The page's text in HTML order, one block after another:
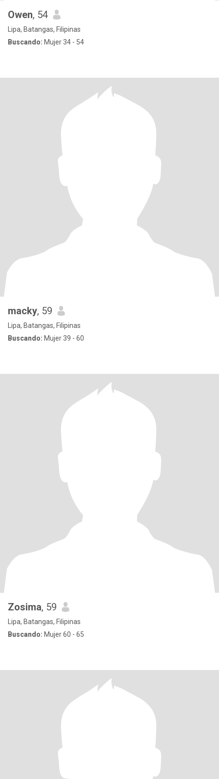
Owen, 54
Lipa, Batangas, Filipinas
Buscando: Mujer 34 - 54
macky, 59
Lipa, Batangas, Filipinas
Buscando: Mujer 39 - 60
Zosima, 59
Lipa, Batangas, Filipinas
Buscando: Mujer 60 - 65